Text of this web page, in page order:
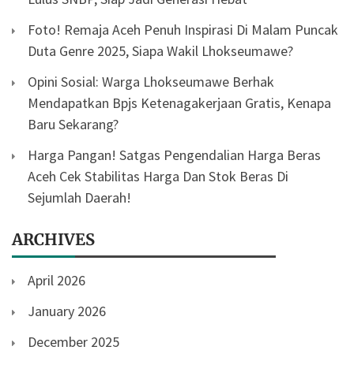
Foto! Remaja Aceh Penuh Inspirasi Di Malam Puncak
Duta Genre 2025, Siapa Wakil Lhokseumawe?
Opini Sosial: Warga Lhokseumawe Berhak
Mendapatkan Bpjs Ketenagakerjaan Gratis, Kenapa
Baru Sekarang?
Harga Pangan! Satgas Pengendalian Harga Beras
Aceh Cek Stabilitas Harga Dan Stok Beras Di
Sejumlah Daerah!
ARCHIVES
April 2026
January 2026
December 2025